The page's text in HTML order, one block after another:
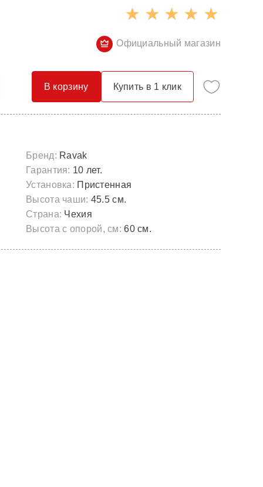
Опорные конструкции для ванн
Универсальные декоративные планки
Смесители с гигиеническим душем
Смесители скрытого монтажа
Официальный магазин
В корзину Купить в 1 клик
Бренд: Ravak
Гарантия: 10 лет.
Установка: Пристенная
Высота чаши: 45.5 см.
Страна: Чехия
Высота с опорой, см: 60 см.